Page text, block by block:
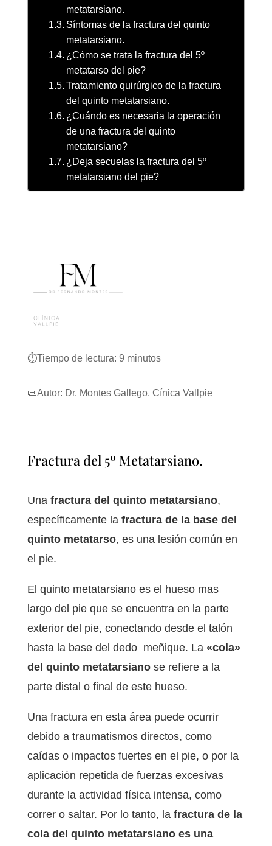
metatarsiano.
Síntomas de la fractura del quinto
metatarsiano.
¿Cómo se trata la fractura del 5º
metatarso del pie?
Tratamiento quirúrgico de la fractura
del quinto metatarsiano.
¿Cuándo es necesaria la operación
de una fractura del quinto
metatarsiano?
¿Deja secuelas la fractura del 5º
metatarsiano del pie?
⏱️Tiempo de lectura: 9 minutos
📜Autor: Dr. Montes Gallego. Cínica Vallpie
Fractura del 5º Metatarsiano.
Una fractura del quinto metatarsiano,
específicamente la fractura de la base del
quinto metatarso, es una lesión común en
el pie.
El quinto metatarsiano es el hueso mas
largo del pie que se encuentra en la parte
exterior del pie, conectando desde el talón
hasta la base del dedo meñique. La «cola»
del quinto metatarsianose refiere a la
parte distal o final de este hueso.
Una fractura en esta área puede ocurrir
debido a traumatismos directos, como
caídas o impactos fuertes en el pie, o por la
aplicación repetida de fuerzas excesivas
durante la actividad física intensa, como
correr o saltar. Por lo tanto, la fractura de la
cola del quinto metatarsiano es una